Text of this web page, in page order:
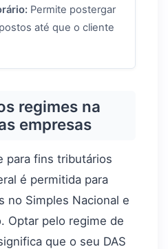
Permite postergar
até que o cliente
regimes na
empresas
para fins tributários
é permitida para
no Simples Nacional e
Optar pelo regime de
que o seu DAS